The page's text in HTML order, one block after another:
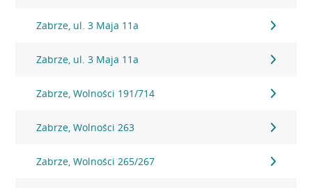
Zabrze, ul. 3 Maja 11a
Zabrze, ul. 3 Maja 11a
Zabrze, Wolności 191/714
Zabrze, Wolności 263
Zabrze, Wolności 265/267